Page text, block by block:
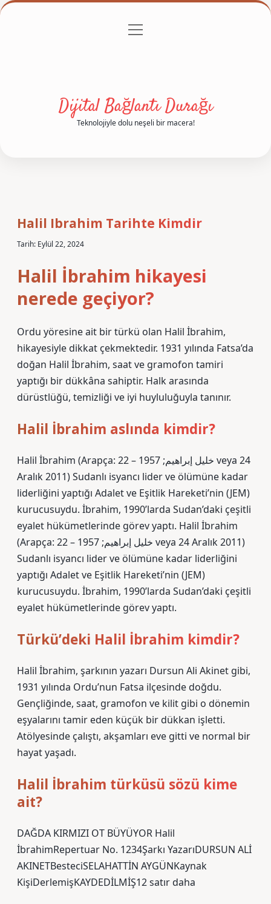
Gizlilik Politikası
menüyü
Dijital Bağlantı Durağı
Teknolojiyle dolu neşeli bir macera!
Halil Ibrahim Tarihte Kimdir
Tarih: Eylül 22, 2024
Halil İbrahim hikayesi
nerede geçiyor?
Ordu yöresine ait bir türkü olan Halil İbrahim,
hikayesiyle dikkat çekmektedir. 1931 yılında Fatsa’da
doğan Halil İbrahim, saat ve gramofon tamiri
yaptığı bir dükkâna sahiptir. Halk arasında
dürüstlüğü, temizliği ve iyi huyluluğuyla tanınır.
Halil İbrahim aslında kimdir?
Halil İbrahim (Arapça: خليل إبراهيم; 1957 – 22 veya 24
Aralık 2011) Sudanlı isyancı lider ve ölümüne kadar
liderliğini yaptığı Adalet ve Eşitlik Hareketi’nin (JEM)
kurucusuydu. İbrahim, 1990’larda Sudan’daki çeşitli
eyalet hükümetlerinde görev yaptı. Halil İbrahim
(Arapça: خليل إبراهيم; 1957 – 22 veya 24 Aralık 2011)
Sudanlı isyancı lider ve ölümüne kadar liderliğini
yaptığı Adalet ve Eşitlik Hareketi’nin (JEM)
kurucusuydu. İbrahim, 1990’larda Sudan’daki çeşitli
eyalet hükümetlerinde görev yaptı.
Türkü’deki Halil İbrahim kimdir?
Halil İbrahim, şarkının yazarı Dursun Ali Akinet gibi,
1931 yılında Ordu’nun Fatsa ilçesinde doğdu.
Gençliğinde, saat, gramofon ve kilit gibi o dönemin
eşyalarını tamir eden küçük bir dükkan işletti.
Atölyesinde çalıştı, akşamları eve gitti ve normal bir
hayat yaşadı.
Halil İbrahim türküsü sözü kime
ait?
DAĞDA KIRMIZI OT BÜYÜYOR Halil
İbrahimRepertuar No. 1234Şarkı YazarıDURSUN ALİ
AKINETBesteciSELAHATTİN AYGÜNKaynak
KişiDerlemişKAYDEDİLMİŞ12 satır daha